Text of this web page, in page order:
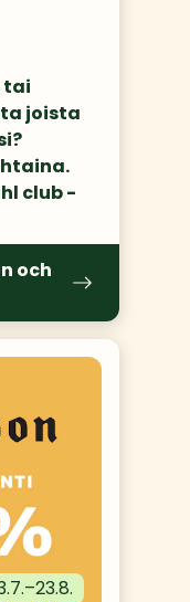
tai
joista
club -
och
–23.8.